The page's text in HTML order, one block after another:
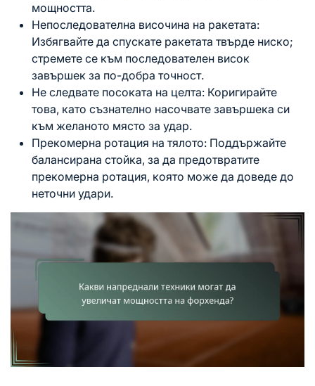
мощността.
Непоследователна височина на ракетата:
Избягвайте да спускате ракетата твърде ниско;
стремете се към последователен висок
завършек за по-добра точност.
Не следвате посоката на целта: Коригирайте
това, като съзнателно насочвате завършека си
към желаното място за удар.
Прекомерна ротация на тялото: Поддържайте
балансирана стойка, за да предотвратите
прекомерна ротация, която може да доведе до
неточни удари.